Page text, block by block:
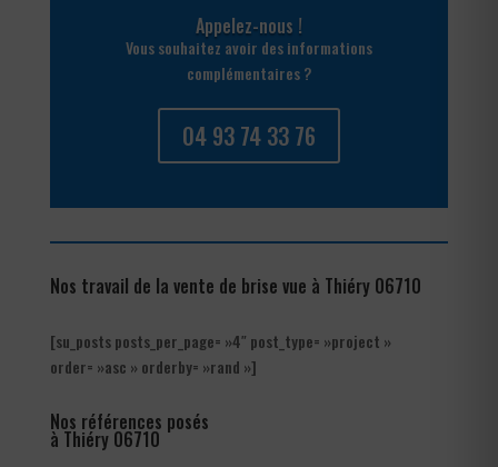
Appelez-nous !
Vous souhaitez avoir des informations
complémentaires ?
04 93 74 33 76
Nos travail de la vente de brise vue à Thiéry 06710
[su_posts posts_per_page= »4″ post_type= »project »
order= »asc » orderby= »rand »]
Nos références posés
à Thiéry 06710